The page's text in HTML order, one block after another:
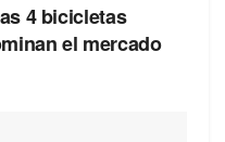
4 bicicletas
el mercado